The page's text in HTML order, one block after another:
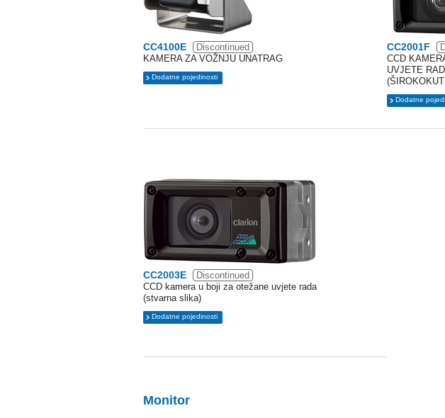
CC4100E
Discontinued
KAMERA ZA VOŽNJU UNATRAG
Dodatne pojedinosti
CC2001F
CCD
UVJETE
Dodatne
CC2003E
Discontinued
CCD kamera u boji za otežane uvjete rada
(stvarna slika)
Dodatne pojedinosti
Monitor